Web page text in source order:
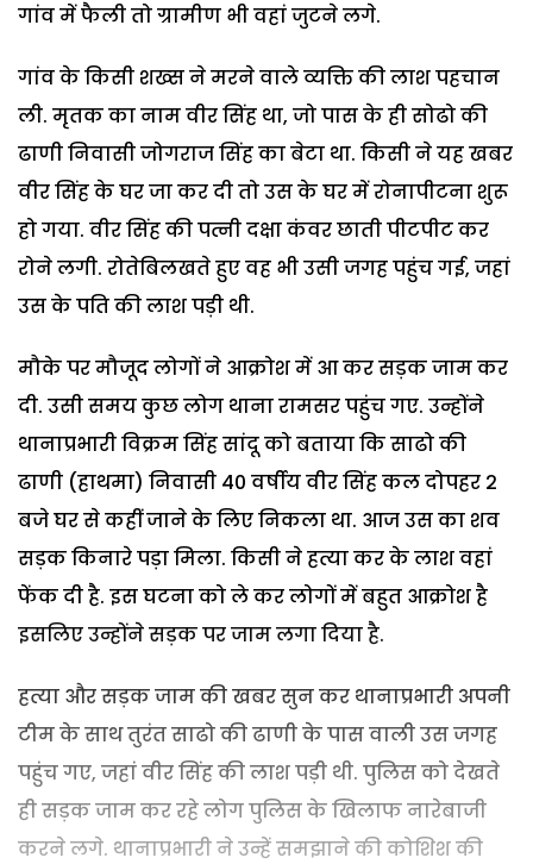
गांव में फैली तो ग्रामीण भी वहां जुटने लगे.
गांव के किसी शख्स ने मरने वाले व्यक्ति की लाश पहचान
ली. मृतक का नाम वीर सिंह था, जो पास के ही सोढो की
ढाणी निवासी जोगराज सिंह का बेटा था. किसी ने यह खबर
वीर सिंह के घर जा कर दी तो उस के घर में रोनापीटना शुरू
हो गया. वीर सिंह की पत्नी दक्षा कंवर छाती पीटपीट कर
रोने लगी. रोतेबिलखते हुए वह भी उसी जगह पहुंच गई, जहां
उस के पति की लाश पड़ी थी.
मौके पर मौजूद लोगों ने आक्रोश में आ कर सड़क जाम कर
दी. उसी समय कुछ लोग थाना रामसर पहुंच गए. उन्होंने
थानाप्रभारी विक्रम सिंह सांदू को बताया कि साढो की
ढाणी (हाथमा) निवासी 40 वर्षीय वीर सिंह कल दोपहर 2
बजे घर से कहीं जाने के लिए निकला था. आज उस का शव
सड़क किनारे पड़ा मिला. किसी ने हत्या कर के लाश वहां
फेंक दी है. इस घटना को ले कर लोगों में बहुत आक्रोश है
इसलिए उन्होंने सड़क पर जाम लगा दिया है.
हत्या और सड़क जाम की खबर सुन कर थानाप्रभारी अपनी
टीम के साथ तुरंत साढो की ढाणी के पास वाली उस जगह
पहुंच गए, जहां वीर सिंह की लाश पड़ी थी. पुलिस को देखते
ही सड़क जाम कर रहे लोग पुलिस के खिलाफ नारेबाजी
करने लगे. थानाप्रभारी ने उन्हें समझाने की कोशिश की